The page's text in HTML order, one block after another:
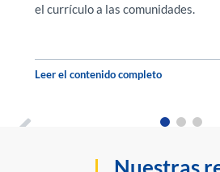
el currículo a las comunidades.
Leer el contenido completo